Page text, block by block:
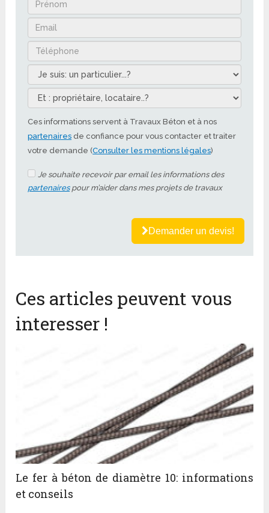
Ces informations servent à Travaux Béton et à nos
partenaires de confiance pour vous contacter et traiter
votre demande (Consulter les mentions légales)
Je souhaite recevoir par email les informations des
partenairespour m’aider dans mes projets de travaux
Demander un devis!
Ces articles peuvent vous
interesser !
Le fer à béton de diamètre 10: informations
et conseils